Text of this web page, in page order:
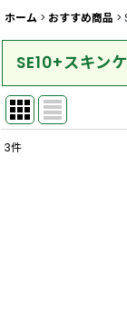
ホーム > おすすめ商品 >
SE10+スキン
3件